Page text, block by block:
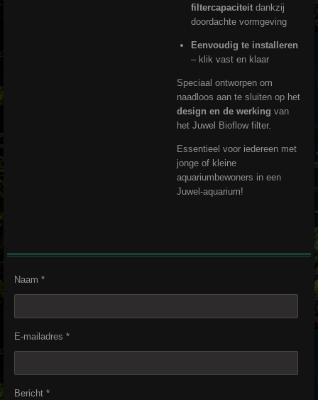
filtercapaciteitdankzij
doordachte vormgeving
Eenvoudig te installeren
– klik vast en klaar
Speciaal ontworpen om
naadloos aan te sluiten op het
design en de werking van
het Juwel Bioflow filter.
Essentieel voor iedereen met
jonge of kleine
aquariumbewoners in een
Juwel-aquarium!
Naam *
E-mailadres *
Bericht *